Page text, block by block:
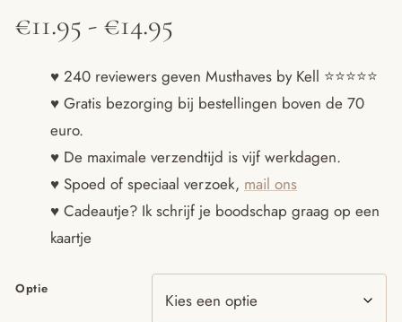
€11.95 - €14.95
€11.95
tot
€14.95
♥ 240 reviewers geven Musthaves by Kell ⭐️⭐️⭐️⭐️⭐️
♥ Gratis bezorging bij bestellingen boven de 70
euro.
♥ De maximale verzendtijd is vijf werkdagen.
♥ Spoed of speciaal verzoek, mail ons
♥ Cadeautje? Ik schrijf je boodschap graag op een
kaartje
Optie